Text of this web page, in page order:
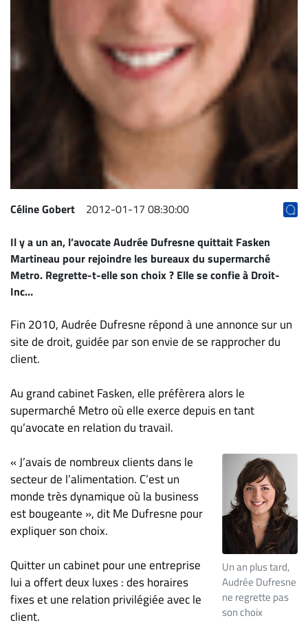
d'emploi
CABINETS
ENTREPRISES
Espace
entreprises
Page
entreprises
un
emploi
Solutions de
recrutements
TROUVEZ-
NOUS
Nous
joindre
À
Infolettre
S’abonner
FAQ
Céline Gobert 2012-01-17 08:30:00
Il y a un an, l’avocateAudrée Dufresnequittait Fasken
Martineau pour rejoindre les bureaux du supermarché
Metro. Regrette-t-elle son choix ? Elle se confie à Droit-
Inc…
Fin 2010, Audrée Dufresne répond à une annonce sur un
site de droit, guidée par son envie de se rapprocher du
client.
Au grand cabinet Fasken, elle préfèrera alors le
supermarché Metro où elle exerce depuis en tant
qu’avocate en relation du travail.
Un an plus tard,
Audrée Dufresne
ne regrette pas
son choix
« J’avais de nombreux clients dans le
secteur de l’alimentation. C’est un
monde très dynamique où la business
est bougeante », dit Me Dufresne pour
expliquer son choix.
Quitter un cabinet pour une entreprise
lui a offert deux luxes : des horaires
fixes et une relation privilégiée avec le
client.